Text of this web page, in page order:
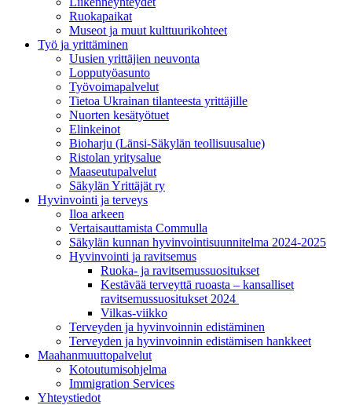
Ruokapaikat
Museot ja muut kulttuurikohteet
Työ ja yrittä­minen
Uusien yrittäjien neuvonta
Lopputyöasunto
Työvoimapalvelut
Tietoa Ukrainan tilanteesta yrittäjille
Nuorten kesätyötuet
Elinkeinot
Bioharju (Länsi-Säkylän teollisuusalue)
Ristolan yritysalue
Maaseutupalvelut
Säkylän Yrittäjät ry
Hyvinvointi ja terveys
Iloa arkeen
Vertaisauttamista Commulla
Säkylän kunnan hyvinvointisuunnitelma 2024-2025
Hyvinvointi ja ravitsemus
Ruoka- ja ravitsemussuositukset
Kestävää terveyttä ruoasta – kansalliset
ravitsemussuositukset 2024
Vilkas-viikko
Terveyden ja hyvinvoinnin edistäminen
Terveyden ja hyvinvoinnin edistämisen hankkeet
Maahanmuuttopalvelut
Kotoutumisohjelma
Immigration Services
Yhteystiedot